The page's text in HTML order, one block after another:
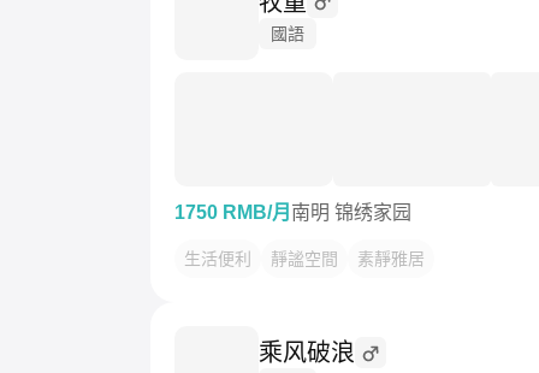
國語
1750 RMB/月 南明 锦绣家园
生活便利 靜謐空間 素靜雅居
乘风破浪